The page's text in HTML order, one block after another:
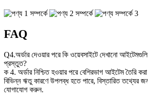
FAQ
Q4.অর্ডার দেওয়ার পরে কি ওয়েবসাইটে দেখানো
প্রস্তুত?
ক 4. অর্ডার নিশ্চিত হওয়ার পরে বেশিরভাগ আইটেম তৈরি
বিভিন্ন ঋতু কারণে উপলব্ধ হতে পারে, বিস্তারিত তথ্যের
যোগাযোগ করুন.